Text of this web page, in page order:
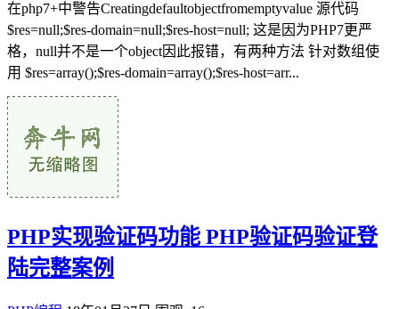
在php7+中警告Creatingdefaultobjectfromemptyvalue 源代码
$res=null;$res-domain=null;$res-host=null; 这是因为PHP7更严
格，null并不是一个object因此报错，有两种方法 针对数组使
用 $res=array();$res-domain=array();$res-host=arr...
PHP实现验证码功能 PHP验证码验证登
陆完整案例